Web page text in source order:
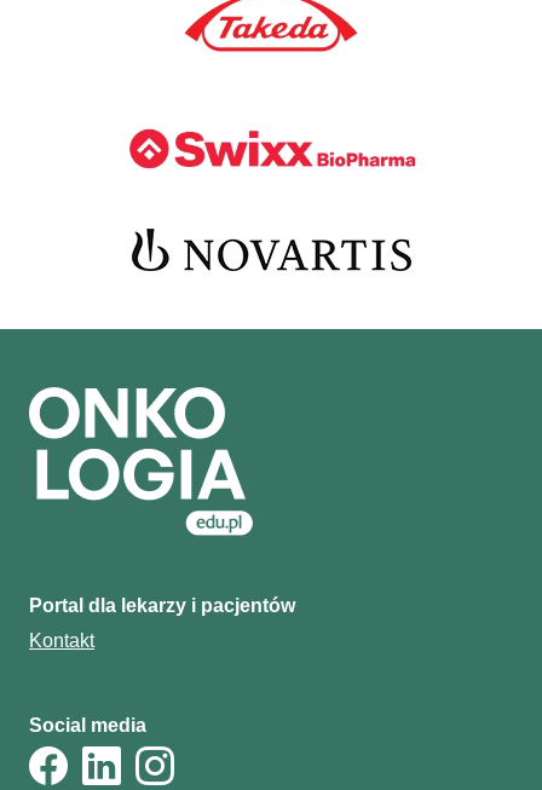
Portal dla lekarzy i pacjentów
Kontakt
Social media